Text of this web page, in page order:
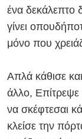
ένα δεκάλεπτο
γίνει
μόνο που
Απλά κάθισε
άλλο, Επίτρεψε
να σκέφτεσαι
κλείσε την